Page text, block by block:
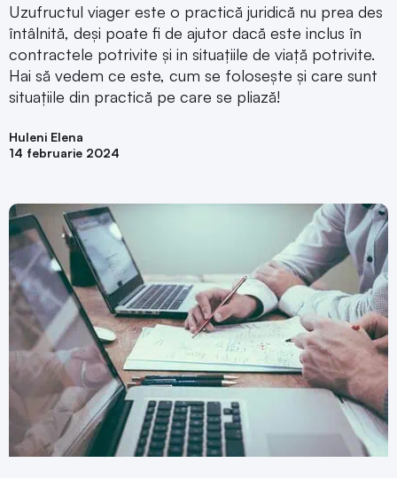
Uzufructul viager este o practică juridică nu prea des
întâlnită, deși poate fi de ajutor dacă este inclus în
contractele potrivite și in situațiile de viață potrivite.
Hai să vedem ce este, cum se folosește și care sunt
situațiile din practică pe care se pliază!
Huleni Elena
14 februarie 2024